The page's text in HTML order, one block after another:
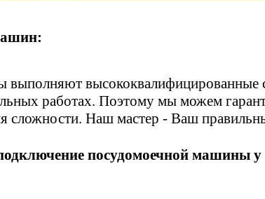
высококвалифицированные
работах. Поэтому мы можем
сложности. Наш мастер - Ваш
посудомоечной машины у